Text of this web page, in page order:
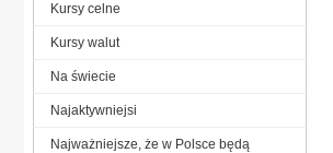
Kursy celne
Kursy walut
Na świecie
Najaktywniejsi
Najważniejsze, że w Polsce będą